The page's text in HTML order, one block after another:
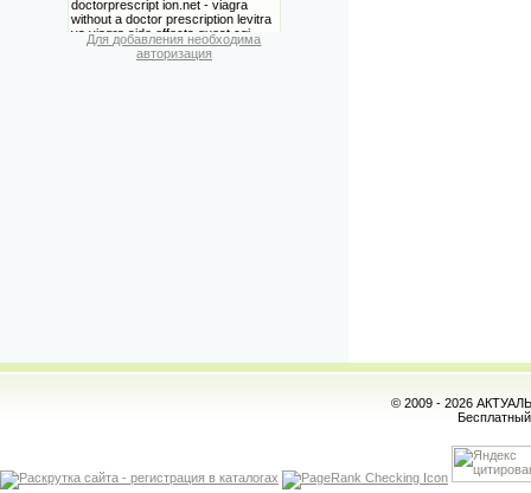
Для добавления необходима
авторизация
© 2009 - 2026